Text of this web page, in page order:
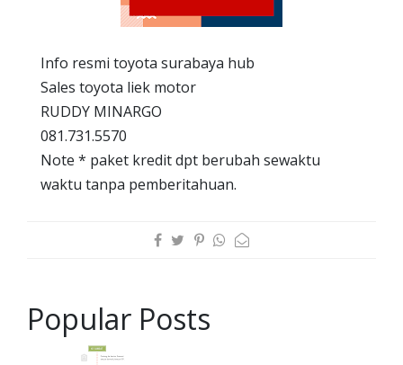
Info resmi toyota surabaya hub
Sales toyota liek motor
RUDDY MINARGO
081.731.5570
Note * paket kredit dpt berubah sewaktu
waktu tanpa pemberitahuan.
Popular Posts